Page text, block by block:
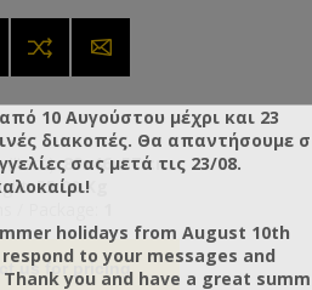
(Item): 89x46x57 cm
55.00 Kg
us for pricing
10 Αυγούστου μέχρι και 23
διακοπές. Θα απαντήσουμε
σας μετά τις 23/08.
holidays from August 10th
to your messages and
you and have a great